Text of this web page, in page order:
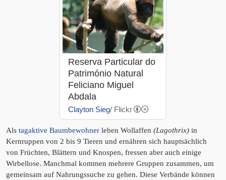
Reserva Particular do
Património Natural
Feliciano Miguel
Abdala
Clayton Sieg/ Flickr
Als tagaktive Baumbewohner leben Wollaffen (Lagothrix) in
Kernruppen von 2 bis 9 Tieren und ernähren sich hauptsächlich
von Früchten, Blättern und Knospen, fressen aber auch einige
Wirbellose. Manchmal kommen mehrere Gruppen zusammen, um
gemeinsam auf Nahrungssuche zu gehen. Diese Verbände können